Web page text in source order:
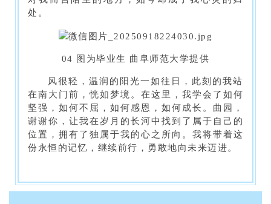
处。
04 图为毕业生 曲阜师范大学提供
风很轻，温润的阳光一如往日，此刻的我站
在南大门前，恍如梦境。在这里，我学会了如何
坚强，如何不屈，如何感恩，如何成长。曲园，
谢谢你，让我在岁月的长河中找到了属于自己的
位置，拥有了独属于我的心之所向。我将带着这
份永恒的记忆，继续前行，勇敢地向未来迈进。